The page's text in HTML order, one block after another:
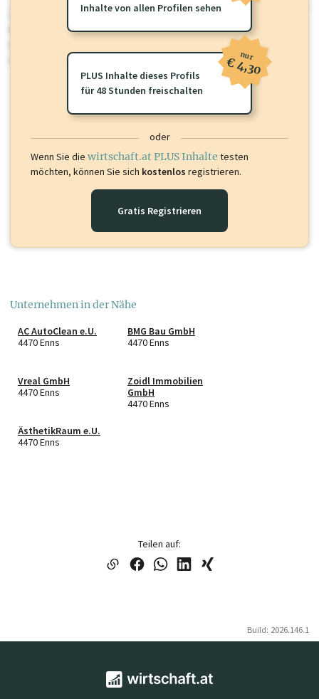
wirtschaft.at PLUS
Für dieses Profil gibt es zusätzlichewirtschaft.at PLUS Inhalte
Sie momentan nicht einsehen können. Schalten Sie dieses Profil frei
oder loggen Sie sich ein um diese Inhalte zu sehen.
Inhalte von allen Profilen sehen
PLUS Inhalte dieses Profils
für 48 Stunden freischalten
nur
€ 4,30
oder
Wenn Sie die wirtschaft.at PLUS Inhalte testen
möchten, können Sie sich kostenlos registrieren.
Gratis Registrieren
Unternehmen in der Nähe
AC AutoClean e.U.
4470 Enns
BMG Bau GmbH
4470 Enns
Vreal GmbH
4470 Enns
Zoidl Immobilien
GmbH
4470 Enns
ÄsthetikRaum e.U.
4470 Enns
Teilen auf:
Build: 2026.146.1